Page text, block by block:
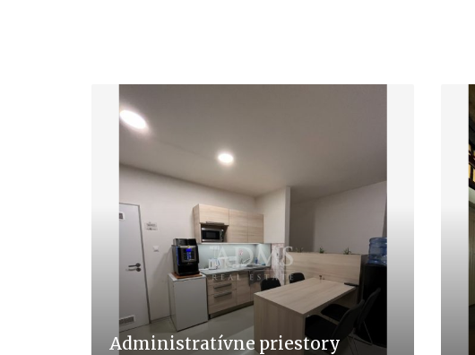
Administratívne priestory